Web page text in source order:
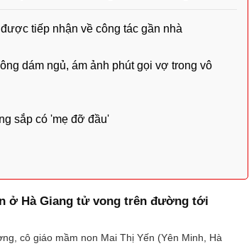
tiếp nhận về công tác gần nhà
dám ngủ, ám ảnh phút gọi vợ trong vô
sắp có 'mẹ đỡ đầu'
ở Hà Giang tử vong trên đường tới
cô giáo mầm non Mai Thị Yến (Yên Minh, Hà